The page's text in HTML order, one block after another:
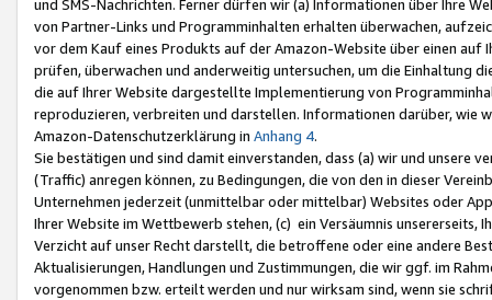
und SMS-Nachrichten. Ferner dürfen wir (a) Informationen über Ihre
von Partner-Links und Programminhalten erhalten überwachen,
vor dem Kauf eines Produkts auf der Amazon-Website über einen
prüfen, überwachen und anderweitig untersuchen, um die Einhaltung
die auf Ihrer Website dargestellte Implementierung von
reproduzieren, verbreiten und darstellen. Informationen darüber, wie
Amazon-Datenschutzerklärung in Anhang 4.
Sie bestätigen und sind damit einverstanden, dass (a) wir und
(Traffic) anregen können, zu Bedingungen, die von den in dieser
Unternehmen jederzeit (unmittelbar oder mittelbar) Websites oder
Ihrer Website im Wettbewerb stehen, (c) ein Versäumnis unsererseits,
Verzicht auf unser Recht darstellt, die betroffene oder eine andere
Aktualisierungen, Handlungen und Zustimmungen, die wir ggf. im
vorgenommen bzw. erteilt werden und nur wirksam sind, wenn sie